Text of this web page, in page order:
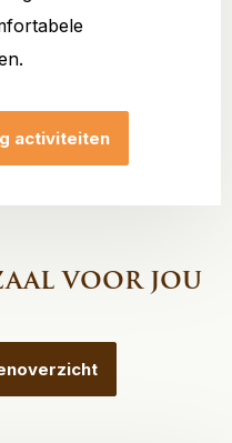
activiteiten
voor jou